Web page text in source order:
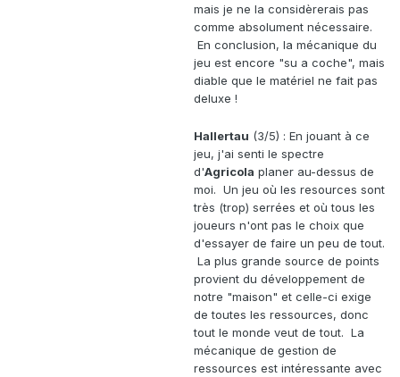
mais je ne la considèrerais pas
comme absolument nécessaire.
En conclusion, la mécanique du
jeu est encore "su a coche", mais
diable que le matériel ne fait pas
deluxe !
Hallertau (3/5) : En jouant à ce
jeu, j'ai senti le spectre
d'Agricola planer au-dessus de
moi. Un jeu où les resources sont
très (trop) serrées et où tous les
joueurs n'ont pas le choix que
d'essayer de faire un peu de tout.
La plus grande source de points
provient du développement de
notre "maison" et celle-ci exige
de toutes les ressources, donc
tout le monde veut de tout. La
mécanique de gestion de
ressources est intéressante avec